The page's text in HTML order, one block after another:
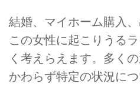
結婚、マイホーム購入
この女性に起こりうる
く考えらえます。多く
かわらず特定の状況に